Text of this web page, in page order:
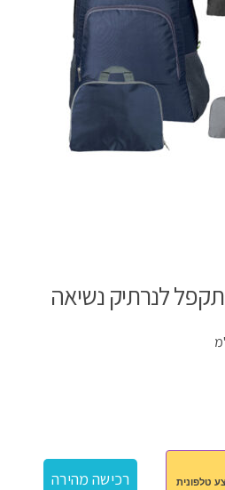
לנרתיק נשיאה
רכישה מהירה